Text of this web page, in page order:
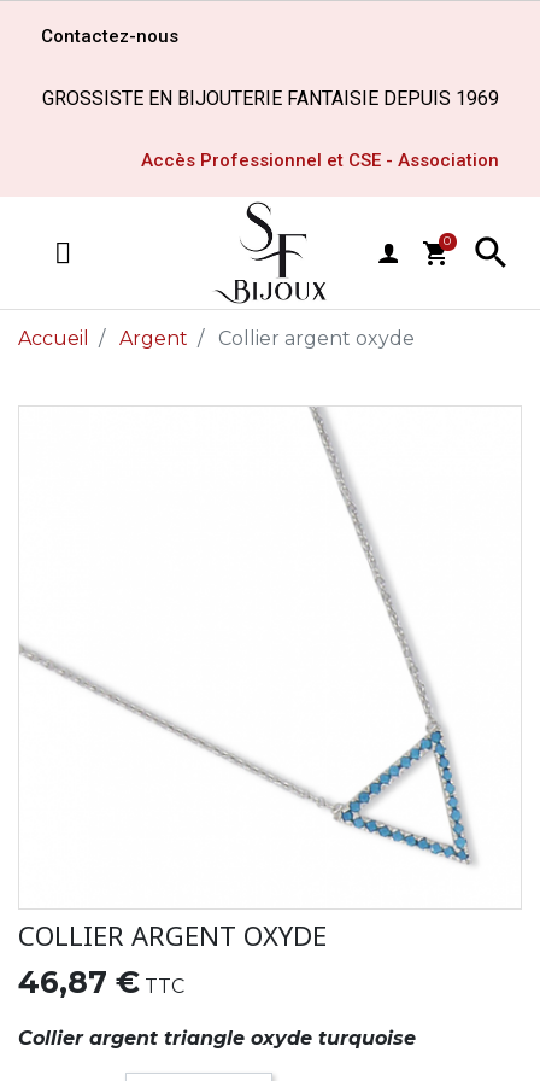
Contactez-nous
GROSSISTE EN BIJOUTERIE FANTAISIE DEPUIS 1969
Accès Professionnel et CSE - Association
shopping_cart
0 
Accueil Argent Collier argent oxyde
COLLIER ARGENT OXYDE
46,87 € TTC
Collier argent triangle oxyde turquoise